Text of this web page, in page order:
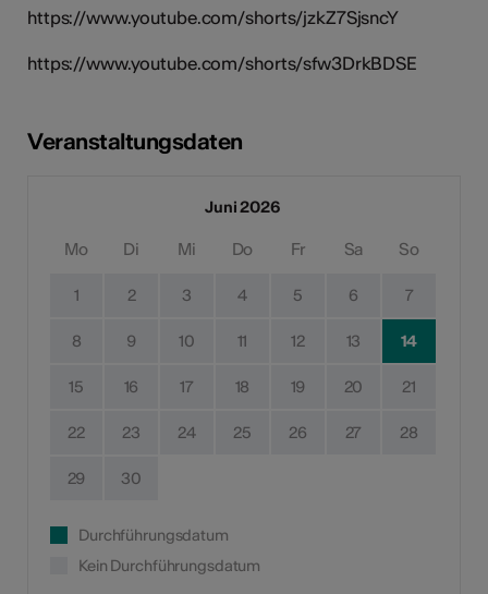
https://www.youtube.com/shorts/jzkZ7SjsncY
https://www.youtube.com/shorts/sfw3DrkBDSE
Veranstaltungsdaten
Juni 2026
Mo Di Mi Do Fr Sa So
1 2 3 4 5 6 7
8 9 10 11 12 13 14
15 16 17 18 19 20 21
22 23 24 25 26 27 28
29 30
Durchführungsdatum
Kein Durchführungsdatum